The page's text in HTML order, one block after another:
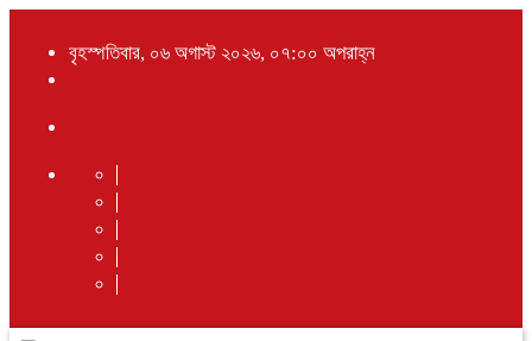
বৃহস্পতিবার, ০৬ অগাস্ট ২০২৬, ০৭:০০ অপরাহ্ন